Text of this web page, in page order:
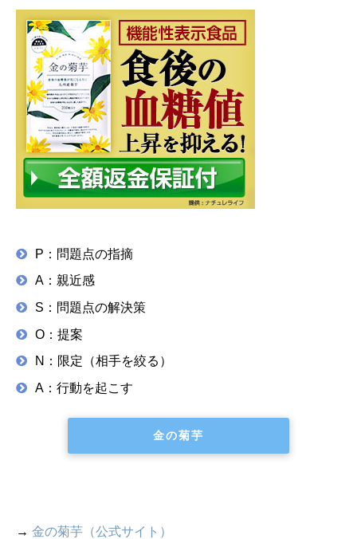
P：問題点の指摘
A：親近感
S：問題点の解決策
O：提案
N：限定（相手を絞る）
A：行動を起こす
金の菊芋
→ 金の菊芋（公式サイト）